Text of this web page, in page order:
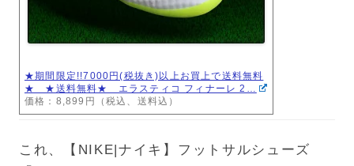
★期間限定!!7000円(税抜き)以上お買上で送料無料
★ ★送料無料★ エラスティコ フィナーレ 2…
価格：8,899円（税込、送料込）
これ、【NIKE|ナイキ】フットサルシューズ